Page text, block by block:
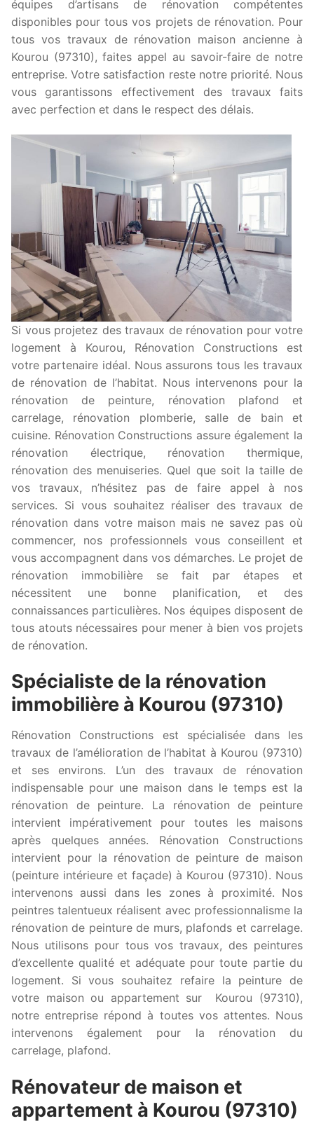
équipes d’artisans de rénovation compétentes
disponibles pour tous vos projets de rénovation. Pour
tous vos travaux de rénovation maison ancienne à
Kourou (97310), faites appel au savoir-faire de notre
entreprise. Votre satisfaction reste notre priorité. Nous
vous garantissons effectivement des travaux faits
avec perfection et dans le respect des délais.
Si vous projetez des travaux de rénovation pour votre
logement à Kourou, Rénovation Constructions est
votre partenaire idéal. Nous assurons tous les travaux
de rénovation de l’habitat. Nous intervenons pour la
rénovation de peinture, rénovation plafond et
carrelage, rénovation plomberie, salle de bain et
cuisine. Rénovation Constructions assure également la
rénovation électrique, rénovation thermique,
rénovation des menuiseries. Quel que soit la taille de
vos travaux, n’hésitez pas de faire appel à nos
services. Si vous souhaitez réaliser des travaux de
rénovation dans votre maison mais ne savez pas où
commencer, nos professionnels vous conseillent et
vous accompagnent dans vos démarches. Le projet de
rénovation immobilière se fait par étapes et
nécessitent une bonne planification, et des
connaissances particulières. Nos équipes disposent de
tous atouts nécessaires pour mener à bien vos projets
de rénovation.
Spécialiste de la rénovation
immobilière à Kourou (97310)
Rénovation Constructions est spécialisée dans les
travaux de l’amélioration de l’habitat à Kourou (97310)
et ses environs. L’un des travaux de rénovation
indispensable pour une maison dans le temps est la
rénovation de peinture. La rénovation de peinture
intervient impérativement pour toutes les maisons
après quelques années. Rénovation Constructions
intervient pour la rénovation de peinture de maison
(peinture intérieure et façade) à Kourou (97310). Nous
intervenons aussi dans les zones à proximité. Nos
peintres talentueux réalisent avec professionnalisme la
rénovation de peinture de murs, plafonds et carrelage.
Nous utilisons pour tous vos travaux, des peintures
d’excellente qualité et adéquate pour toute partie du
logement. Si vous souhaitez refaire la peinture de
votre maison ou appartement sur Kourou (97310),
notre entreprise répond à toutes vos attentes. Nous
intervenons également pour la rénovation du
carrelage, plafond.
Rénovateur de maison et
appartement à Kourou (97310)